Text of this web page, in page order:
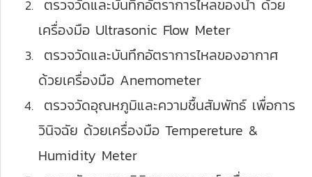
ตรวจวัดและบันทึกอัตราการไหลของน้ำ ด้วย
เครื่องมือ Ultrasonic Flow Meter
ตรวจวัดและบันทึกอัตราการไหลของอากาศ
ด้วยเครื่องมือ Anemometer
ตรวจวัดอุณหภูมิและความชื้นสัมพัทธ์ เพื่อการ
วินิจฉัย ด้วยเครื่องมือ Tempereture &
Humidity Meter